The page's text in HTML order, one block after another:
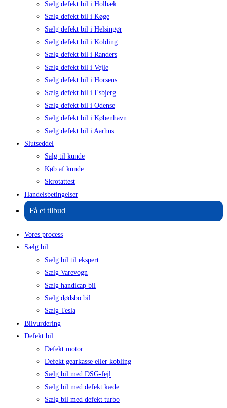
Sælg defekt bil i Holbæk
Sælg defekt bil i Køge
Sælg defekt bil i Helsingør
Sælg defekt bil i Kolding
Sælg defekt bil i Randers
Sælg defekt bil i Vejle
Sælg defekt bil i Horsens
Sælg defekt bil i Esbjerg
Sælg defekt bil i Odense
Sælg defekt bil i København
Sælg defekt bil i Aarhus
Slutseddel
Salg til kunde
Køb af kunde
Skrotattest
Handelsbetingelser
Få et tilbud
Vores process
Sælg bil
Sælg bil til ekspert
Sælg Varevogn
Sælg handicap bil
Sælg dødsbo bil
Sælg Tesla
Bilvurdering
Defekt bil
Defekt motor
Defekt gearkasse eller kobling
Sælg bil med DSG-fejl
Sælg bil med defekt kæde
Sælg bil med defekt turbo